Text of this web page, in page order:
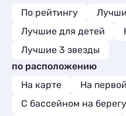
По рейтингу
Лучшие для детей
Лучшие 3 звезды
по расположению
На карте
На
С бассейном на